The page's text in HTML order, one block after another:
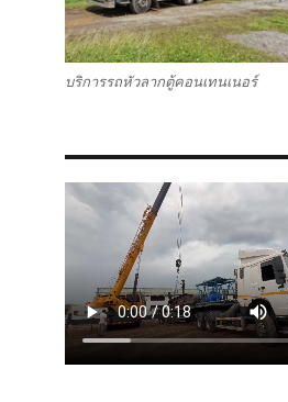
บริการรถหัวลากตู้คอนเทนเนอร์